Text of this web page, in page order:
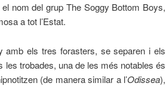
nom del grup The Soggy Bottom Boys,
a tot l’Estat.
amb els tres forasters, se separen i els
trobades, una de les més notables és
(de manera similar a l’Odissea),